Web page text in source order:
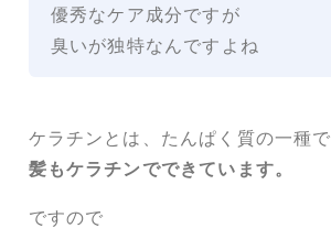
優秀なケア成分ですが
臭いが独特なんですよね
ケラチンとは、たんぱく質の一種で
髪もケラチンでできています。
ですので